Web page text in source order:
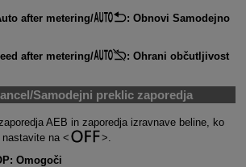
after metering/ : Obnovi Samodejno
after metering/ : Ohrani občutljivost
Samodejni preklic zaporedja
AEB in zaporedja izravnave beline, ko
na
Omogoči